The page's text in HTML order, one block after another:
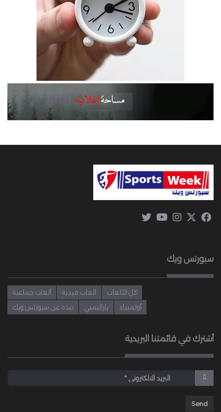
سبورتس ويك
ألعاب جماعية العاب فردية
كل الألعاب
نبذه عن سبورتس ويك
باراليمبي أولمبياد
أشترك في قائمتنا البريدية